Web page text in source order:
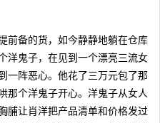
备的货，如今静静地躺在仓库
洋鬼子，在见到一个漂亮三流女
一阵恶心。他花了三万元包了那
那个洋鬼子开心。洋鬼子从女人
脯让肖洋把产品清单和价格发过